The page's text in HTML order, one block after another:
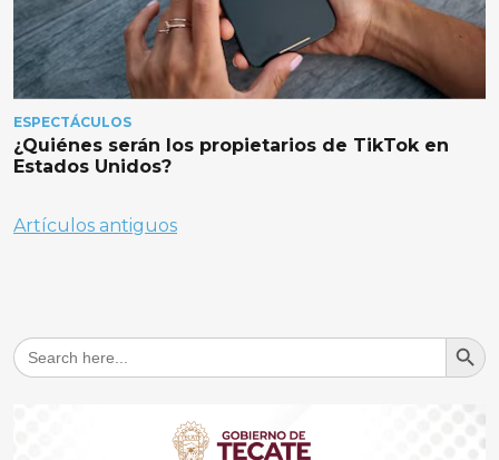
ESPECTÁCULOS
¿Quiénes serán los propietarios de TikTok en
Estados Unidos?
Navegación
Artículos antiguos
Search
for:
Search